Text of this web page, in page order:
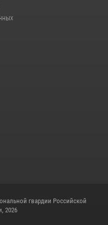
гвардии Российской
2026